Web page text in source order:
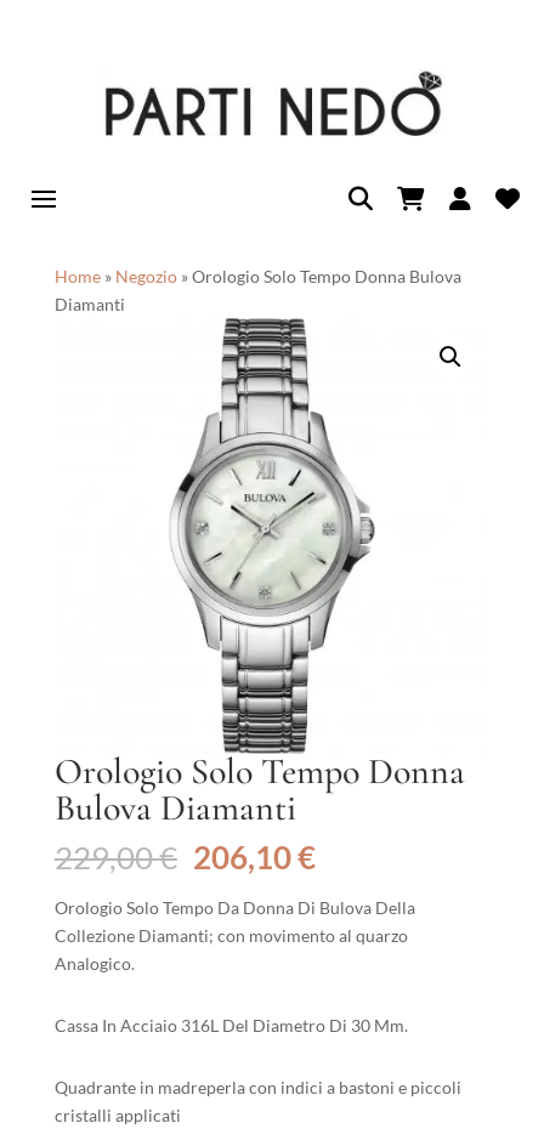
Home» Negozio»Orologio Solo Tempo Donna Bulova
Diamanti
Orologio Solo Tempo Donna
Bulova Diamanti
229,00€ Il
prezzo
originale
era:
206,10€Il
attuale
è:
Orologio Solo Tempo Da Donna Di Bulova Della
Collezione Diamanti; con movimento al quarzo
Analogico.
Cassa In Acciaio 316L Del Diametro Di 30 Mm.
Quadrante in madreperla con indici a bastoni e piccoli
cristalli applicati